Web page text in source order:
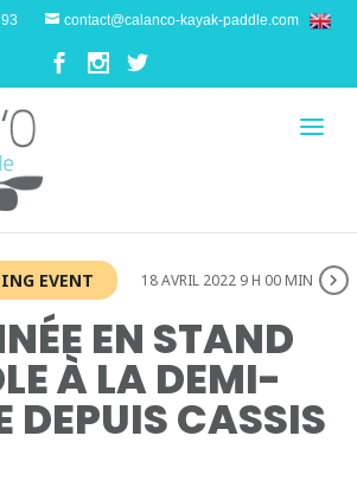
contact@calanco-kayak-paddle.com
EVENT 18 AVRIL 2022 9 H 00 MIN
EN STAND
À LA DEMI-
DEPUIS CASSIS